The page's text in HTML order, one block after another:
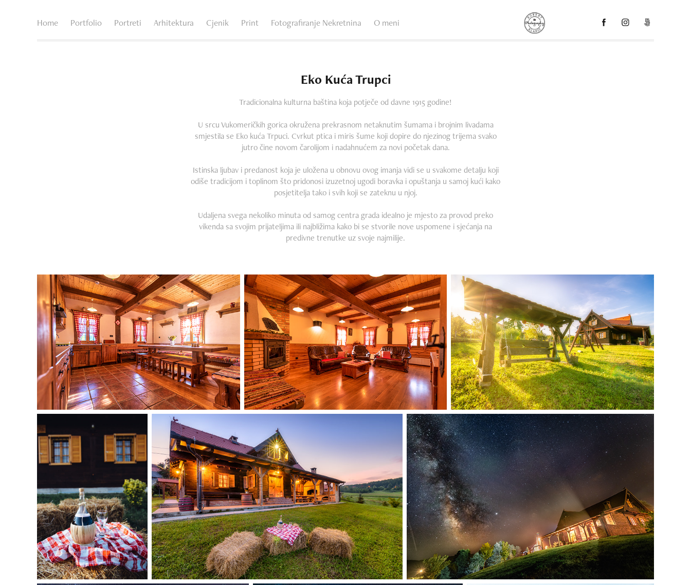
Home Portfolio Portreti Arhitektura Cjenik Print Fotografiranje Nekretnina O meni
Eko Kuća Trupci
Tradicionalna kulturna baština koja potječe od davne 1915 godine!
U srcu Vukomeričkih gorica okružena prekrasnom netaknutim šumama i brojnim livadama
smjestila se Eko kuća Trpuci. Cvrkut ptica i miris šume koji dopire do njezinog trijema svako
jutro čine novom čarolijom i nadahnućem za novi početak dana.
Istinska ljubav i predanost koja je uložena u obnovu ovog imanja vidi se u svakome detalju koji
odiše tradicijom i toplinom što pridonosi izuzetnoj ugodi boravka i opuštanja u samoj kući kako
posjetitelja tako i svih koji se zateknu u njoj.
Udaljena svega nekoliko minuta od samog centra grada idealno je mjesto za provod preko
vikenda sa svojim prijateljima ili najbližima kako bi se stvorile nove uspomene i sjećanja na
predivne trenutke uz svoje najmilije.